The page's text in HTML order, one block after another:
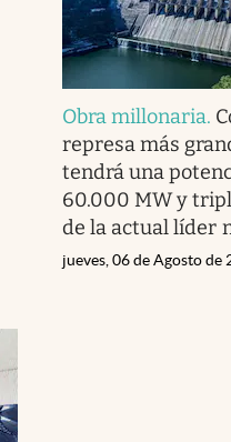
Obra millonaria.
represa más
tendrá una
60.000 MW y
de la actual líder
jueves, 06 de Agosto de